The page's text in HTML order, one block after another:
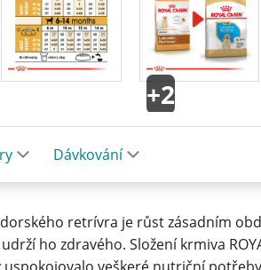
+2
Dávkování
retrívra je růst zásadním
ho zdravého. Složení krmiva